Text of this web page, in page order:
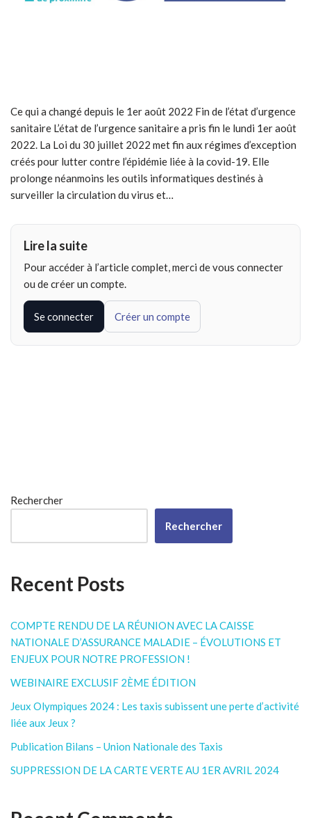
Ce qui a changé depuis le 1er août 2022 Fin de l’état d’urgence
sanitaire L’état de l’urgence sanitaire a pris fin le lundi 1er août
2022. La Loi du 30 juillet 2022 met fin aux régimes d’exception
créés pour lutter contre l’épidémie liée à la covid-19. Elle
prolonge néanmoins les outils informatiques destinés à
surveiller la circulation du virus et…
Lire la suite
Pour accéder à l’article complet, merci de vous connecter
ou de créer un compte.
Se connecter Créer un compte
Rechercher
Rechercher
Recent Posts
COMPTE RENDU DE LA RÉUNION AVEC LA CAISSE
NATIONALE D’ASSURANCE MALADIE – ÉVOLUTIONS ET
ENJEUX POUR NOTRE PROFESSION !
WEBINAIRE EXCLUSIF 2ÈME ÉDITION
Jeux Olympiques 2024 : Les taxis subissent une perte d’activité
liée aux Jeux ?
Publication Bilans – Union Nationale des Taxis
SUPPRESSION DE LA CARTE VERTE AU 1ER AVRIL 2024